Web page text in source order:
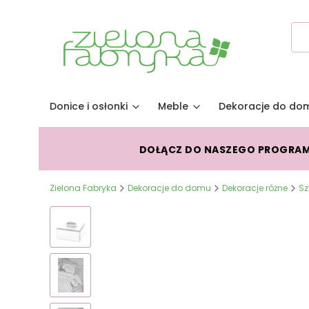
Donice i osłonki Meble Dekoracje do
DOŁĄCZ DO NASZEGO
Zielona Fabryka Dekoracje do domu Dekoracje różne